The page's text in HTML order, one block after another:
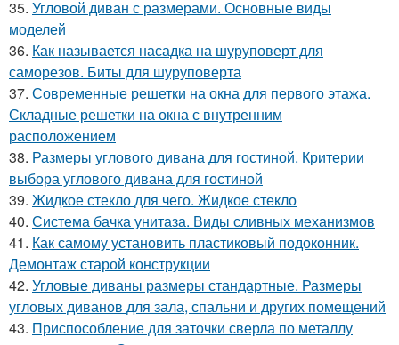
35. Угловой диван с размерами. Основные виды
моделей
36. Как называется насадка на шуруповерт для
саморезов. Биты для шуруповерта
37. Современные решетки на окна для первого этажа.
Складные решетки на окна с внутренним
расположением
38. Размеры углового дивана для гостиной. Критерии
выбора углового дивана для гостиной
39. Жидкое стекло для чего. Жидкое стекло
40. Система бачка унитаза. Виды сливных механизмов
41. Как самому установить пластиковый подоконник.
Демонтаж старой конструкции
42. Угловые диваны размеры стандартные. Размеры
угловых диванов для зала, спальни и других помещений
43. Приспособление для заточки сверла по металлу